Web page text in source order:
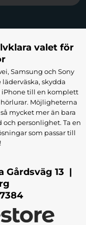
valet för
Samsung och Sony
läderväska, skydda
iPhone till en komplett
Möjligheterna
mycket mer än bara
personlighet. Ta en
som passar till
Gårdsväg 13 |